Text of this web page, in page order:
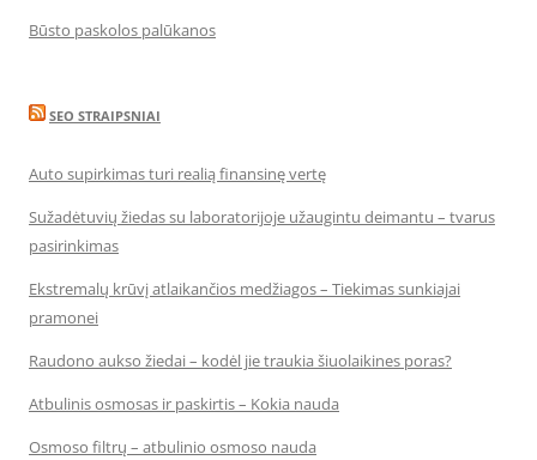
Būsto paskolos palūkanos
SEO STRAIPSNIAI
Auto supirkimas turi realią finansinę vertę
Sužadėtuvių žiedas su laboratorijoje užaugintu deimantu – tvarus
pasirinkimas
Ekstremalų krūvį atlaikančios medžiagos – Tiekimas sunkiajai
pramonei
Raudono aukso žiedai – kodėl jie traukia šiuolaikines poras?
Atbulinis osmosas ir paskirtis – Kokia nauda
Osmoso filtrų – atbulinio osmoso nauda